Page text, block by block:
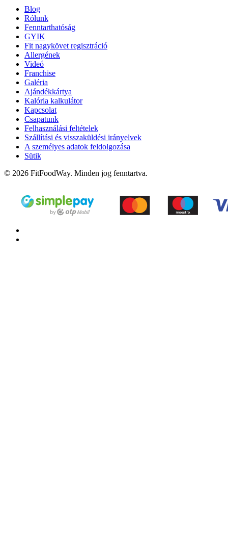
Blog
Rólunk
Fenntarthatóság
GYIK
Fit nagykövet regisztráció
Allergének
Videó
Franchise
Galéria
Ajándékkártya
Kalória kalkulátor
Kapcsolat
Csapatunk
Felhasználási feltételek
Szállítási és visszaküldési irányelvek
A személyes adatok feldolgozása
Sütik
© 2026 FitFoodWay. Minden jog fenntartva.